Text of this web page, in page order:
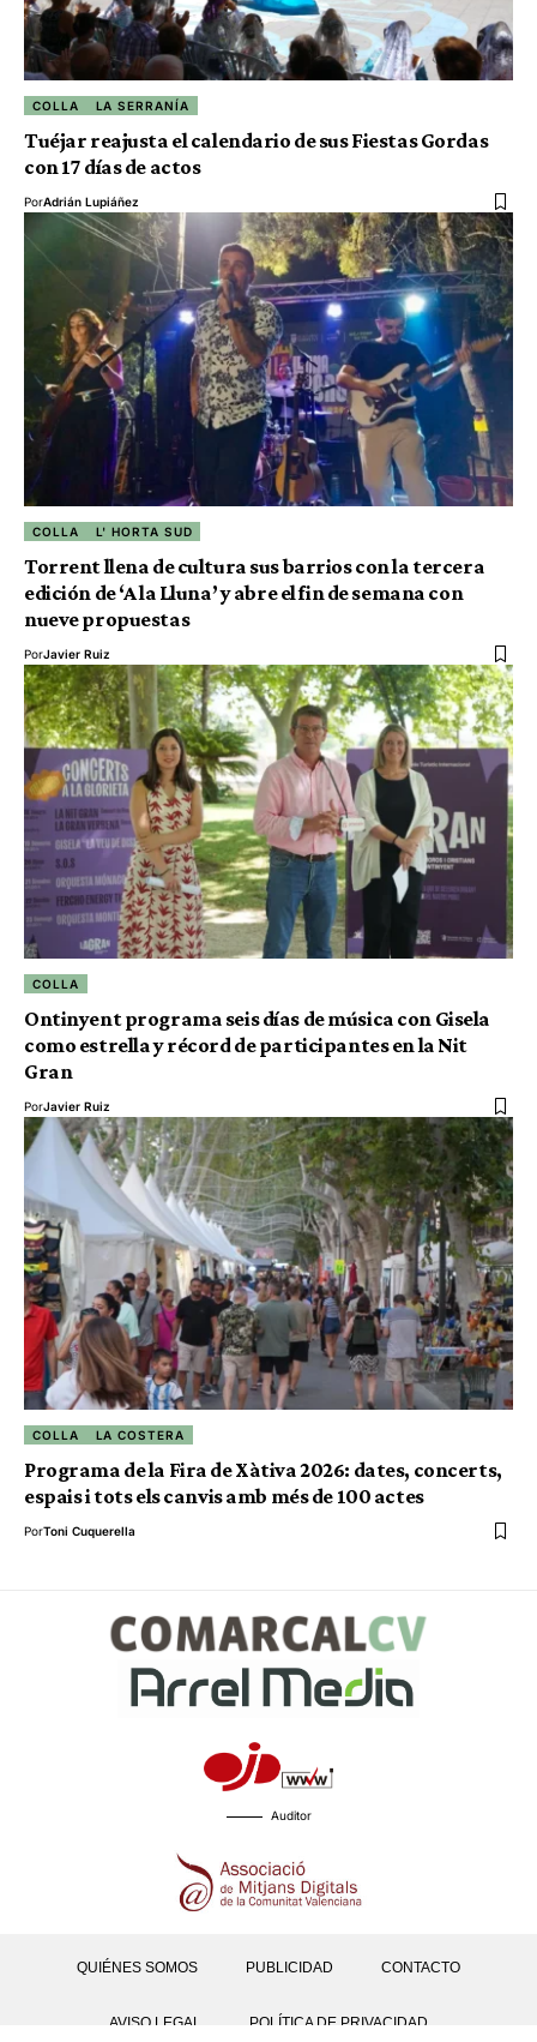
COLLA LA SERRANÍA
Tuéjar reajusta el calendario de sus Fiestas Gordas
con 17 días de actos
PorAdrián Lupiáñez
COLLA L' HORTA SUD
Torrent llena de cultura sus barrios con la tercera
edición de ‘A la Lluna’ y abre el fin de semana con
nueve propuestas
PorJavier Ruiz
COLLA
Ontinyent programa seis días de música con Gisela
como estrella y récord de participantes en la Nit
Gran
PorJavier Ruiz
COLLA LA COSTERA
Programa de la Fira de Xàtiva 2026: dates, concerts,
espais i tots els canvis amb més de 100 actes
PorToni Cuquerella
Auditor
QUIÉNES SOMOS PUBLICIDAD CONTACTO
AVISO LEGAL POLÍTICA DE PRIVACIDAD